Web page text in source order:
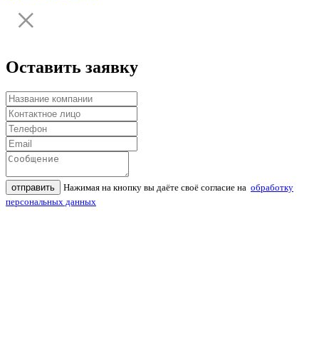
Оставить заявку
отправить Нажимая на кнопку вы даёте своё согласие на обработку
персональных данных